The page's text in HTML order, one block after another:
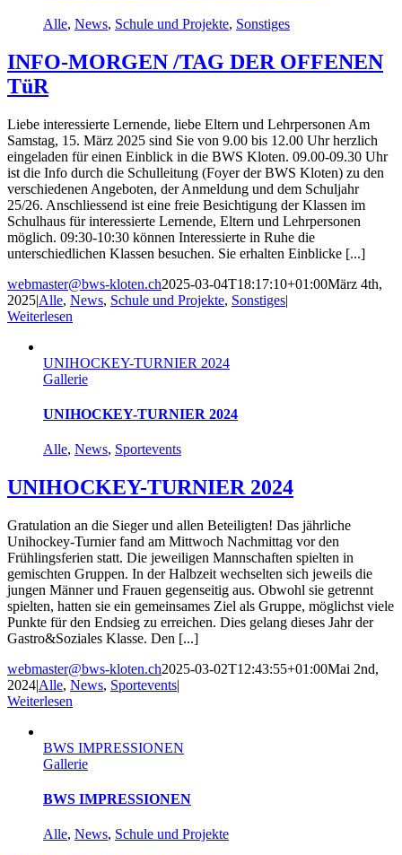
Alle, News, Schule und Projekte, Sonstiges
INFO-MORGEN /TAG DER OFFENEN
TüR
Liebe interessierte Lernende, liebe Eltern und Lehrpersonen Am
Samstag, 15. März 2025 sind Sie von 9.00 bis 12.00 Uhr herzlich
eingeladen für einen Einblick in die BWS Kloten. 09.00-09.30 Uhr
ist die Info durch die Schulleitung (Foyer der BWS Kloten) zu den
verschiedenen Angeboten, der Anmeldung und dem Schuljahr
25/26. Anschliessend ist eine freie Besichtigung der Klassen im
Schulhaus für interessierte Lernende, Eltern und Lehrpersonen
möglich. 09:30-10:30 können Interessierte in Ruhe die
unterschiedlichen Klassen besuchen. Sie erhalten Einblicke [...]
webmaster@bws-kloten.ch2025-03-04T18:17:10+01:00März 4th,
2025|Alle, News, Schule und Projekte, Sonstiges|
Weiterlesen
UNIHOCKEY-TURNIER 2024
Gallerie
UNIHOCKEY-TURNIER 2024
Alle, News, Sportevents
UNIHOCKEY-TURNIER 2024
Gratulation an die Sieger und allen Beteiligten! Das jährliche
Unihockey-Turnier fand am Mittwoch Nachmittag vor den
Frühlingsferien statt. Die jeweiligen Mannschaften spielten in
gemischten Gruppen. In der Halbzeit wechselten sich jeweils die
jungen Männer und Frauen gegenseitig aus. Obwohl sie getrennt
spielten, hatten sie ein gemeinsames Ziel als Gruppe, möglichst viele
Punkte für den Endsieg zu erreichen. Dies gelang dieses Jahr der
Gastro&Soziales Klasse. Den [...]
webmaster@bws-kloten.ch2025-03-02T12:43:55+01:00Mai 2nd,
2024|Alle, News, Sportevents|
Weiterlesen
BWS IMPRESSIONEN
Gallerie
BWS IMPRESSIONEN
Alle, News, Schule und Projekte